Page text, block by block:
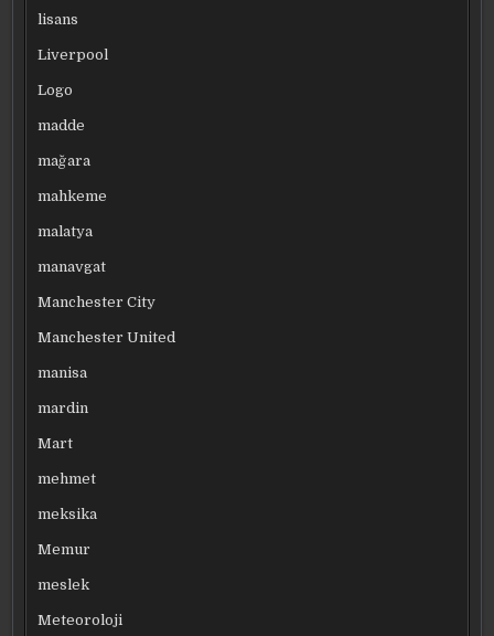
lisans
Liverpool
Logo
madde
mağara
mahkeme
malatya
manavgat
Manchester City
Manchester United
manisa
mardin
Mart
mehmet
meksika
Memur
meslek
Meteoroloji